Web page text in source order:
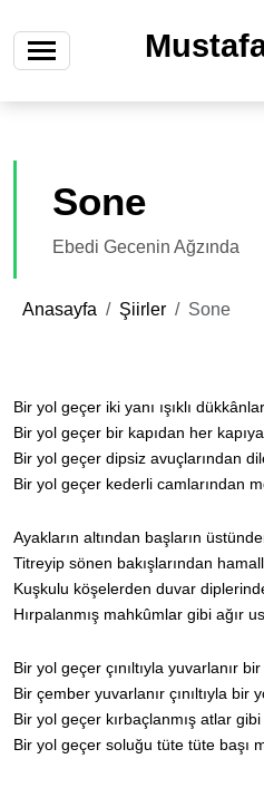
Sone
Ebedi Gecenin Ağzında
Anasayfa Şiirler Sone
Bir yol geçer iki yanı ışıklı dükkânlar
Bir yol geçer bir kapıdan her kapıya
Bir yol geçer dipsiz avuçlarından
Bir yol geçer kederli camlarından
Ayakların altından başların
Titreyip sönen bakışlarından
Kuşkulu köşelerden duvar
Hırpalanmış mahkûmlar gibi ağır
Bir yol geçer çınıltıyla yuvarlanır
Bir çember yuvarlanır çınıltıyla bir
Bir yol geçer kırbaçlanmış atlar
Bir yol geçer soluğu tüte tüte başı